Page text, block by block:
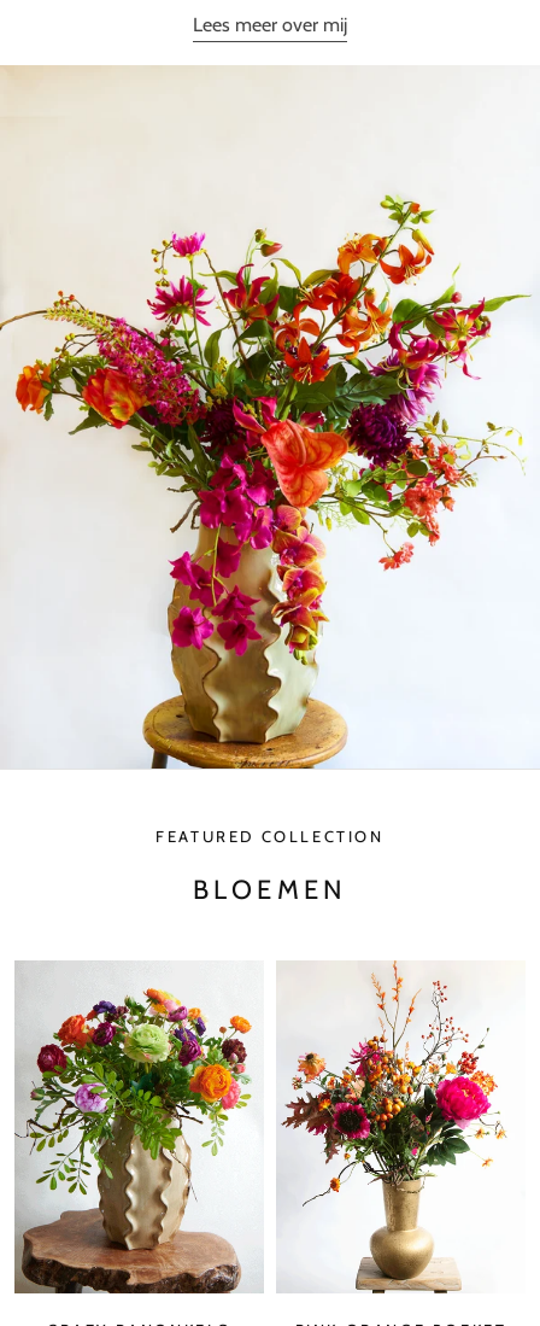
Lees meer over mij
FEATURED COLLECTION
BLOEMEN